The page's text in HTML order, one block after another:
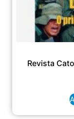
Revista